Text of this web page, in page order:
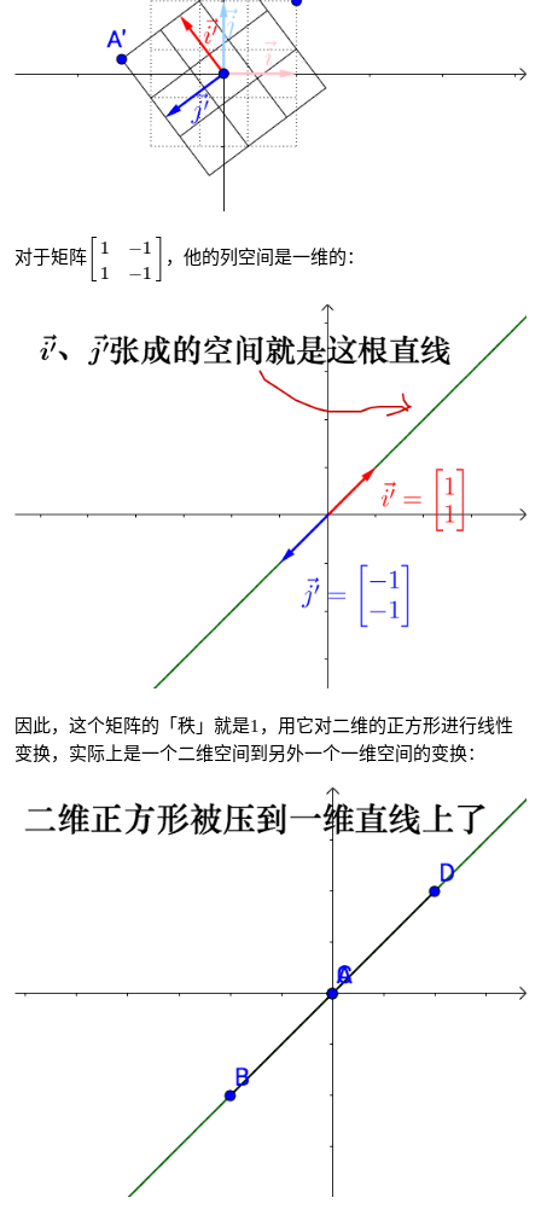
对于矩阵 1 −1
1
−1
[1 − 1 ]
，他的列空间是一维的：
因此，这个矩阵的「秩」就是1，用它对二维的正方形进行线性
变换，实际上是一个二维空间到另外一个一维空间的变换：